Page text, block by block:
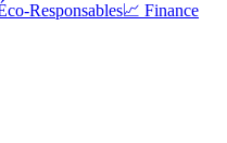
Responsables📈 Finance